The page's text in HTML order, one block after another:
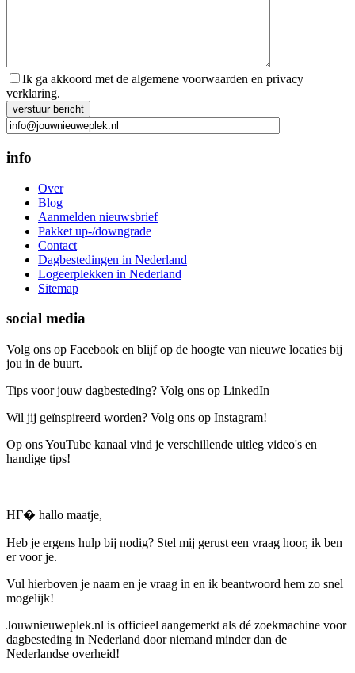
Ik ga akkoord met de algemene voorwaarden en privacy
verklaring.
Gelieve dit veld leeg te laten.
info
Over
Blog
Aanmelden nieuwsbrief
Pakket up-/downgrade
Contact
Dagbestedingen in Nederland
Logeerplekken in Nederland
Sitemap
social media
Volg ons op Facebook en blijf op de hoogte van nieuwe locaties bij
jou in de buurt.
Tips voor jouw dagbesteding? Volg ons op LinkedIn
Wil jij geïnspireerd worden? Volg ons op Instagram!
Op ons YouTube kanaal vind je verschillende uitleg video's en
handige tips!
HГ� hallo maatje,
Heb je ergens hulp bij nodig? Stel mij gerust een vraag hoor, ik ben
er voor je.
Vul hierboven je naam en je vraag in en ik beantwoord hem zo snel
mogelijk!
Jouwnieuweplek.nl is officieel aangemerkt als dé zoekmachine voor
dagbesteding in Nederland door niemand minder dan de
Nederlandse overheid!